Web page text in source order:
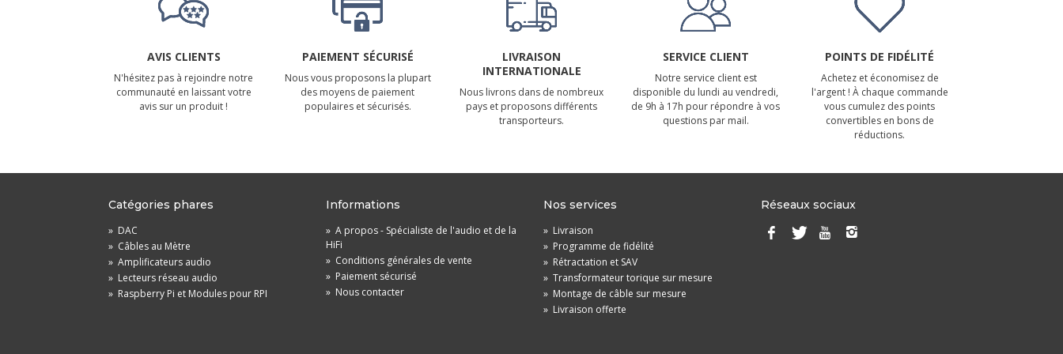
AVIS CLIENTS
N'hésitez pas à rejoindre notre
communauté en laissant votre
avis sur un produit !
PAIEMENT SÉCURISÉ
Nous vous proposons la plupart
des moyens de paiement
populaires et sécurisés.
LIVRAISON
INTERNATIONALE
Nous livrons dans de nombreux
pays et proposons différents
transporteurs.
SERVICE CLIENT
Notre service client est
disponible du lundi au vendredi,
de 9h à 17h pour répondre à vos
questions par mail.
POINTS DE FIDÉLITÉ
Achetez et économisez de
l'argent ! À chaque commande
vous cumulez des points
convertibles en bons de
réductions.
Catégories phares
» DAC
» Câbles au Mètre
» Amplificateurs audio
» Lecteurs réseau audio
» Raspberry Pi et Modules pour RPI
Informations
» A propos - Spécialiste de l'audio et de la
HiFi
» Conditions générales de vente
» Paiement sécurisé
» Nous contacter
Nos services
» Livraison
» Programme de fidélité
» Rétractation et SAV
» Transformateur torique sur mesure
» Montage de câble sur mesure
» Livraison offerte
Réseaux sociaux